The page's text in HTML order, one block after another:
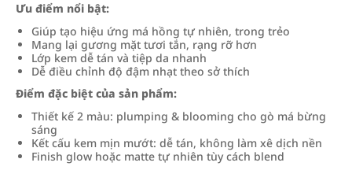
Ưu điểm nổi bật:
Giúp tạo hiệu ứng má hồng tự nhiên, trong trẻo
Mang lại gương mặt tươi tắn, rạng rỡ hơn
Lớp kem dễ tán và tiệp da nhanh
Dễ điều chỉnh độ đậm nhạt theo sở thích
Điểm đặc biệt của sản phẩm:
Thiết kế 2 màu: plumping & blooming cho gò má bừng
sáng
Kết cấu kem mịn mướt: dễ tán, không làm xê dịch nền
Finish glow hoặc matte tự nhiên tùy cách blend